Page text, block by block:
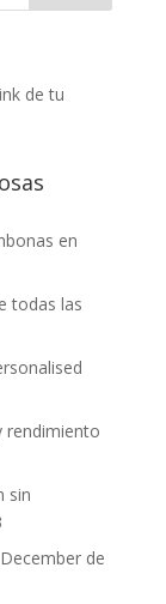
de tu
en
todas las
rendimiento
sin
de